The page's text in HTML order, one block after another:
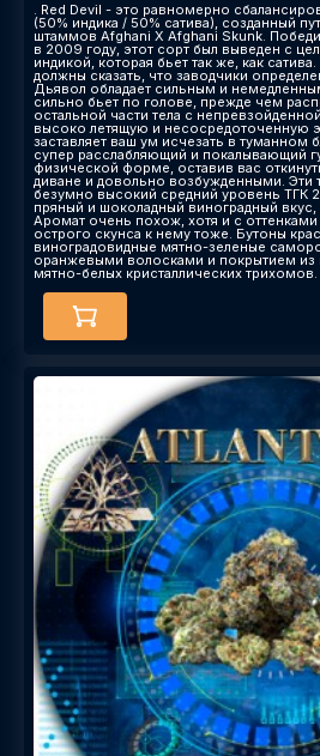
. Red Devil - это равномерно
(50% индика / 50% сатива), созданный
штаммов Afghani X Afghani Skunk.
в 2009 году, этот сорт был выведен с
индикой, которая бьет так же, как
должны сказать, что заводчики
Дьявол обладает сильным и
сильно бьет по голове, прежде чем
остальной части тела с
высоко летящую и несосредоточенную
заставляет ваш ум исчезать в туманном
супер расслабляющий и покалывающий
физической форме, оставив вас
диване и довольно возбужденными. Эти
безумно высокий средний уровень ТГК
пряный и шоколадный виноградный вкус,
Аромат очень похож, хотя и с
острого скунса к нему тоже. Бутоны
виноградовидные мятно-зеленые
оранжевыми волосками и покрытием
мятно-белых кристаллических трихомов.